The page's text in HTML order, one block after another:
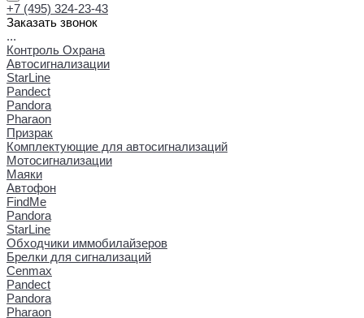
+7 (495) 324-23-43
Заказать звонок
...
Контроль Охрана
Автосигнализации
StarLine
Pandect
Pandora
Pharaon
Призрак
Комплектующие для автосигнализаций
Мотосигнализации
Маяки
Автофон
FindMe
Pandora
StarLine
Обходчики иммобилайзеров
Брелки для сигнализаций
Cenmax
Pandect
Pandora
Pharaon